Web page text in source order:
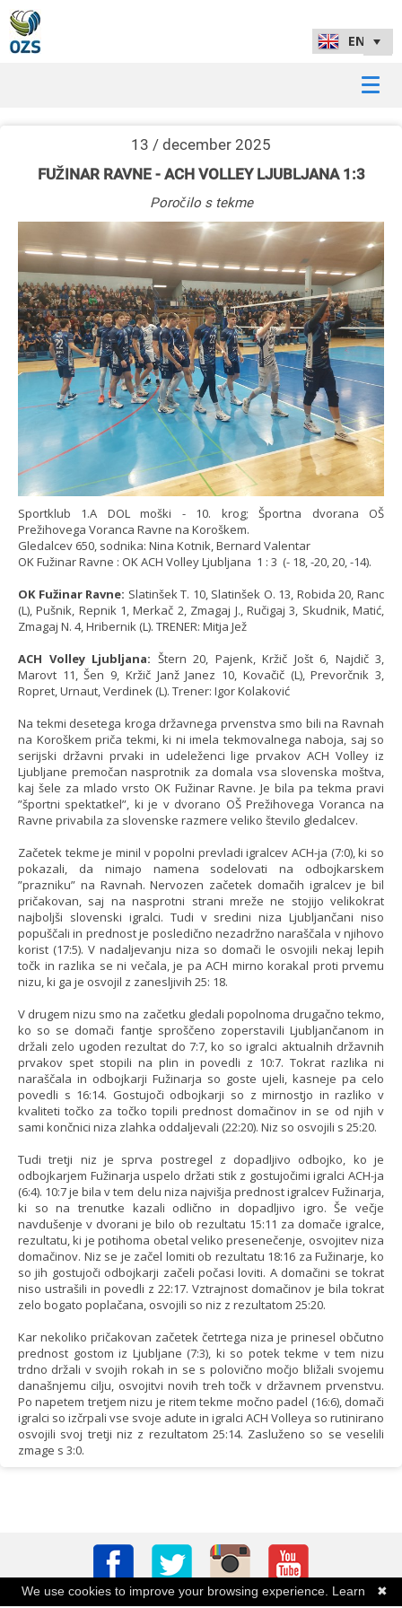
13 / december 2025
FUŽINAR RAVNE - ACH VOLLEY LJUBLJANA 1:3
Poročilo s tekme
Sportklub 1.A DOL moški - 10. krog; Športna dvorana OŠ
Prežihovega Voranca Ravne na Koroškem.
Gledalcev 650, sodnika: Nina Kotnik, Bernard Valentar
OK Fužinar Ravne : OK ACH Volley Ljubljana 1 : 3 (- 18, -20, 20, -14).
OK Fužinar Ravne: Slatinšek T. 10, Slatinšek O. 13, Robida 20, Ranc
(L), Pušnik, Repnik 1, Merkač 2, Zmagaj J., Ručigaj 3, Skudnik, Matić,
Zmagaj N. 4, Hribernik (L). TRENER: Mitja Jež
ACH Volley Ljubljana: Štern 20, Pajenk, Kržič Jošt 6, Najdič 3,
Marovt 11, Šen 9, Kržič Janž Janez 10, Kovačič (L), Prevorčnik 3,
Ropret, Urnaut, Verdinek (L). Trener: Igor Kolaković
Na tekmi desetega kroga državnega prvenstva smo bili na Ravnah
na Koroškem priča tekmi, ki ni imela tekmovalnega naboja, saj so
serijski državni prvaki in udeleženci lige prvakov ACH Volley iz
Ljubljane premočan nasprotnik za domala vsa slovenska moštva,
kaj šele za mlado vrsto OK Fužinar Ravne. Je bila pa tekma pravi
”športni spektatkel”, ki je v dvorano OŠ Prežihovega Voranca na
Ravne privabila za slovenske razmere veliko število gledalcev.
Začetek tekme je minil v popolni prevladi igralcev ACH-ja (7:0), ki so
pokazali, da nimajo namena sodelovati na odbojkarskem
”prazniku” na Ravnah. Nervozen začetek domačih igralcev je bil
pričakovan, saj na nasprotni strani mreže ne stojijo velikokrat
najboljši slovenski igralci. Tudi v sredini niza Ljubljančani niso
popuščali in prednost je posledično nezadržno naraščala v njihovo
korist (17:5). V nadaljevanju niza so domači le osvojili nekaj lepih
točk in razlika se ni večala, je pa ACH mirno korakal proti prvemu
nizu, ki ga je osvojil z zanesljivih 25: 18.
V drugem nizu smo na začetku gledali popolnoma drugačno tekmo,
ko so se domači fantje sproščeno zoperstavili Ljubljančanom in
držali zelo ugoden rezultat do 7:7, ko so igralci aktualnih državnih
prvakov spet stopili na plin in povedli z 10:7. Tokrat razlika ni
naraščala in odbojkarji Fužinarja so goste ujeli, kasneje pa celo
povedli s 16:14. Gostujoči odbojkarji so z mirnostjo in razliko v
kvaliteti točko za točko topili prednost domačinov in se od njih v
sami končnici niza zlahka oddaljevali (22:20). Niz so osvojili s 25:20.
Tudi tretji niz je sprva postregel z dopadljivo odbojko, ko je
odbojkarjem Fužinarja uspelo držati stik z gostujočimi igralci ACH-ja
(6:4). 10:7 je bila v tem delu niza najvišja prednost igralcev Fužinarja,
ki so na trenutke kazali odlično in dopadljivo igro. Še večje
navdušenje v dvorani je bilo ob rezultatu 15:11 za domače igralce,
rezultatu, ki je potihoma obetal veliko presenečenje, osvojitev niza
domačinov. Niz se je začel lomiti ob rezultatu 18:16 za Fužinarje, ko
so jih gostujoči odbojkarji začeli počasi loviti. A domačini se tokrat
niso ustrašili in povedli z 22:17. Vztrajnost domačinov je bila tokrat
zelo bogato poplačana, osvojili so niz z rezultatom 25:20.
Kar nekoliko pričakovan začetek četrtega niza je prinesel občutno
prednost gostom iz Ljubljane (7:3), ki so potek tekme v tem nizu
trdno držali v svojih rokah in se s polovično močjo bližali svojemu
današnjemu cilju, osvojitvi novih treh točk v državnem prvenstvu.
Po napetem tretjem nizu je ritem tekme močno padel (16:6), domači
igralci so izčrpali vse svoje adute in igralci ACH Volleya so rutinirano
osvojili svoj tretji niz z rezultatom 25:14. Zasluženo so se veselili
zmage s 3:0.
✖
We use cookies to improve your browsing experience. Learn